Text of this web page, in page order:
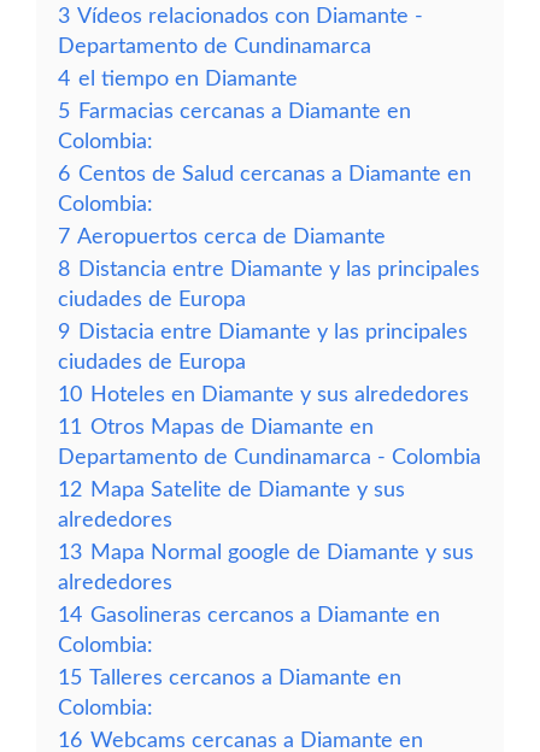
3 Vídeos relacionados con Diamante -
Departamento de Cundinamarca
4 el tiempo en Diamante
5 Farmacias cercanas a Diamante en
Colombia:
6 Centos de Salud cercanas a Diamante en
Colombia:
7 Aeropuertos cerca de Diamante
8 Distancia entre Diamante y las principales
ciudades de Europa
9 Distacia entre Diamante y las principales
ciudades de Europa
10 Hoteles en Diamante y sus alrededores
11 Otros Mapas de Diamante en
Departamento de Cundinamarca - Colombia
12 Mapa Satelite de Diamante y sus
alrededores
13 Mapa Normal google de Diamante y sus
alrededores
14 Gasolineras cercanos a Diamante en
Colombia:
15 Talleres cercanos a Diamante en
Colombia:
16 Webcams cercanas a Diamante en